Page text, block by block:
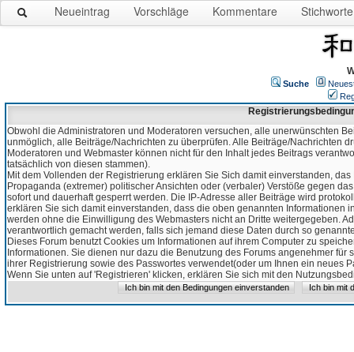
Neueintrag Vorschläge Kommentare Stichworte
Suche
Obwohl die Administratoren und Moderatoren versuchen, alle unerwünschten
unmöglich, alle Beiträge/Nachrichten zu überprüfen. Alle Beiträge/Nachrichten
Moderatoren und Webmaster können nicht für den Inhalt jedes Beitrags
tatsächlich von diesen stammen).
Mit dem Vollenden der Registrierung erklären Sie Sich damit einverstanden,
Propaganda (extremer) politischer Ansichten oder (verbaler) Verstöße gegen
sofort und dauerhaft gesperrt werden. Die IP-Adresse aller Beiträge wird
erklären Sie sich damit einverstanden, dass die oben genannten Informationen
werden ohne die Einwilligung des Webmasters nicht an Dritte weitergegeben.
verantwortlich gemacht werden, falls sich jemand diese Daten durch so
Dieses Forum benutzt Cookies um Informationen auf ihrem Computer zu
Informationen. Sie dienen nur dazu die Benutzung des Forums angenehmer
ihrer Registrierung sowie des Passwortes verwendet(oder um Ihnen ein neues
Wenn Sie unten auf 'Registrieren' klicken, erklären Sie sich mit den